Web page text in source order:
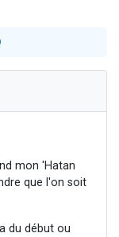
groupe sur Zoom
Torah-Box Music
2 personnes viennent de nous rejoindre sur WhatsApp
mon 'Hatan
que l'on soit
du début ou